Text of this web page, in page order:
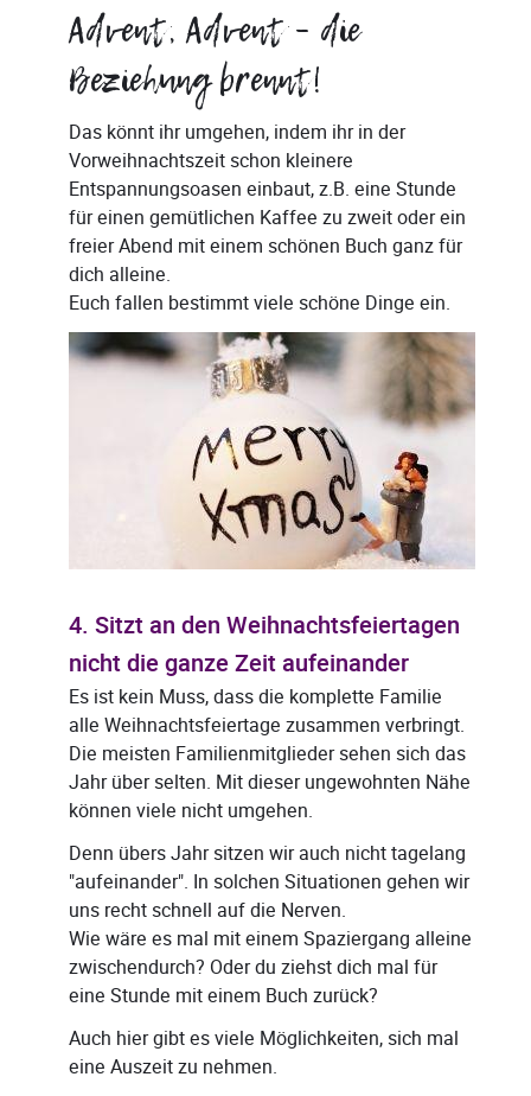
Advent, Advent – die
Beziehung brennt!
Das könnt ihr umgehen, indem ihr in der
Vorweihnachtszeit schon kleinere
Entspannungsoasen einbaut, z.B. eine Stunde
für einen gemütlichen Kaffee zu zweit oder ein
freier Abend mit einem schönen Buch ganz für
dich alleine.
Euch fallen bestimmt viele schöne Dinge ein.
4. Sitzt an den Weihnachtsfeiertagen
nicht die ganze Zeit aufeinander
Es ist kein Muss, dass die komplette Familie
alle Weihnachtsfeiertage zusammen verbringt.
Die meisten Familienmitglieder sehen sich das
Jahr über selten. Mit dieser ungewohnten Nähe
können viele nicht umgehen.
Denn übers Jahr sitzen wir auch nicht tagelang
"aufeinander". In solchen Situationen gehen wir
uns recht schnell auf die Nerven.
Wie wäre es mal mit einem Spaziergang alleine
zwischendurch? Oder du ziehst dich mal für
eine Stunde mit einem Buch zurück?
Auch hier gibt es viele Möglichkeiten, sich mal
eine Auszeit zu nehmen.